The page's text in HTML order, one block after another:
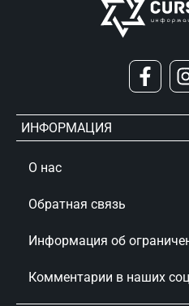
ИНФОРМАЦИЯ
О нас
Обратная связь
Информация об
Комментарии в наших